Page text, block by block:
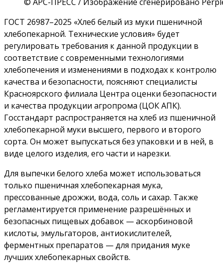
ГОСТ 26987–2025 «Хлеб белый из муки пшеничной
хлебопекарной. Технические условия» будет
регулировать требования к данной продукции в
соответствие с современными технологиями
хлебопечения и изменениями в подходах к контролю
качества и безопасности, поясняют специалисты
Красноярского филиала Центра оценки безопасности
и качества продукции агропрома (ЦОК АПК).
Госстандарт распространяется на хлеб из пшеничной
хлебопекарной муки высшего, первого и второго
сорта. Он может выпускаться без упаковки и в ней, в
виде целого изделия, его части и нарезки.
Для выпечки белого хлеба может использоваться
только пшеничная хлебопекарная мука,
прессованные дрожжи, вода, соль и сахар. Также
регламентируется применение разрешённых и
безопасных пищевых добавок — аскорбиновой
кислоты, эмульгаторов, антиокислителей,
ферментных препаратов — для придания муке
лучших хлебопекарных свойств.